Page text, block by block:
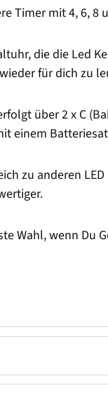
Timer mit 4, 6, 8
die die Led
für dich zu
über 2 x C
einem
zu anderen
Wahl, wenn